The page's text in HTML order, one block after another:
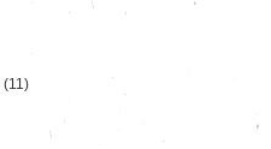
(11)